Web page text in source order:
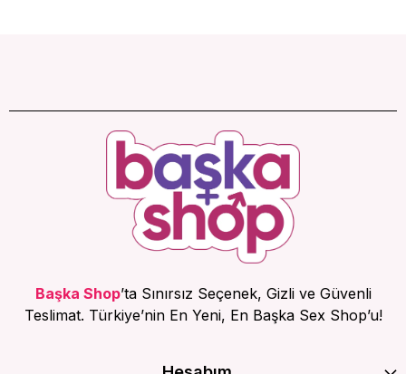
Başka Shop’ta Sınırsız Seçenek, Gizli ve Güvenli
Teslimat. Türkiye’nin En Yeni, En Başka Sex Shop’u!